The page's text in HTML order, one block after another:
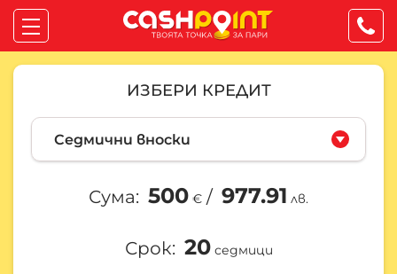
ИЗБЕРИ КРЕДИТ
Сума: 500 € / 977.91 лв.
Срок: 20седмици